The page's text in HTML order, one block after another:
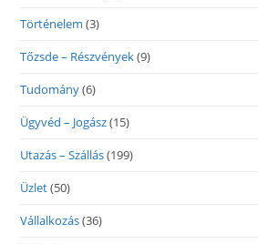
Történelem (3)
Tőzsde – Részvények(9)
Tudomány(6)
Ügyvéd – Jogász(15)
Utazás – Szállás(199)
Üzlet(50)
Vállalkozás(36)